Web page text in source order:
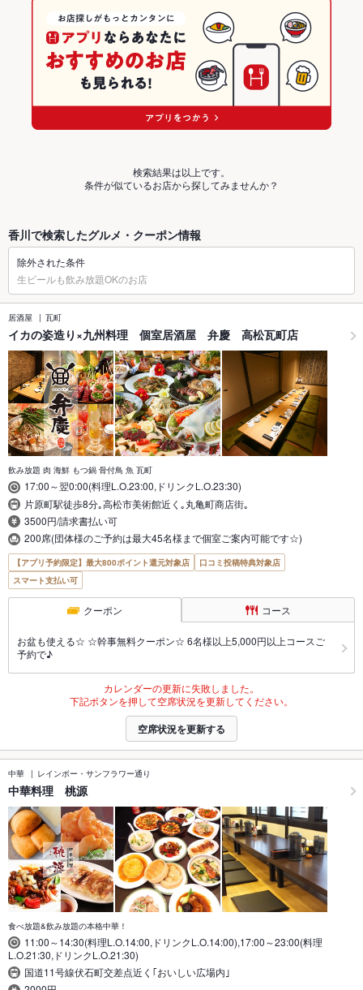
検索結果は以上です。
条件が似ているお店から探してみませんか？
香川で検索したグルメ・クーポン情報
除外された条件
生ビールも飲み放題OKのお店
居酒屋 瓦町
イカの姿造り×九州料理 個室居酒屋 弁慶 高松瓦町店
飲み放題 肉 海鮮 もつ鍋 骨付鳥 魚 瓦町
17:00～翌0:00(料理L.O.23:00,ドリンクL.O.23:30)
片原町駅徒歩8分｡高松市美術館近く｡丸亀町商店街｡
3500円/請求書払い可
200席(団体様のご予約は最大45名様まで個室ご案内可能です☆)
【アプリ予約限定】最大800ポイント還元対象店
口コミ投稿特典対象店
スマート支払い可
クーポン コース
お盆も使える☆ ☆幹事無料クーポン☆ 6名様以上5,000円以上コースご
予約で♪
カレンダーの更新に失敗しました。
下記ボタンを押して空席状況を更新してください。
空席状況を更新する
中華 レインボー・サンフラワー通り
中華料理 桃源
食べ放題&飲み放題の本格中華！
11:00～14:30(料理L.O.14:00,ドリンクL.O.14:00),17:00～23:00(料理
L.O.21:30,ドリンクL.O.21:30)
国道11号線伏石町交差点近く｢おいしい広場内｣